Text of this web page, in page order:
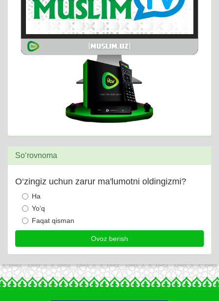
So‘rovnoma
O‘zingiz uchun zarur ma'lumotni oldingizmi?
Ha
Yo‘q
Faqat qisman